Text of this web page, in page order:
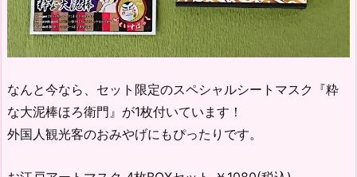
なんと今なら、セット限定のスペシャルシートマスク『粋
な大泥棒ほろ衛門』が1枚付いています！
外国人観光客のおみやげにもぴったりです。